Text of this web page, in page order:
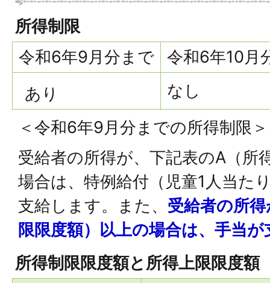
所得制限
令和6年9月分まで
令和6年10月
あり
なし
＜令和6年9月分までの所得制限＞
受給者の所得が、下記表のA（所
場合は、特例給付（児童1人当た
支給します。また、 受給者の所
限限度額）以上の場合は、手当
所得制限限度額と所得上限限度額